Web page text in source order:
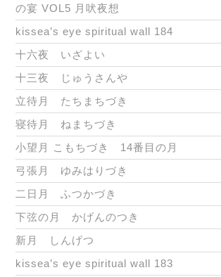
の宴 VOL5 月吠夜想
kissea’s eye spiritual wall 184
十六夜 いざよい
十三夜 じゅうさんや
立待月 たちまちづき
寝待月 ねまちづき
小望月 こもちづき 14番目の月
弓張月 ゆみはりづき
二日月 ふつかづき
下弦の月 かげんのつき
新月 しんげつ
kissea’s eye spiritual wall 183